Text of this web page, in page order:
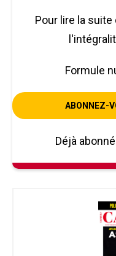
Pour lire la
Formule
ABONNEZ-
Déjà